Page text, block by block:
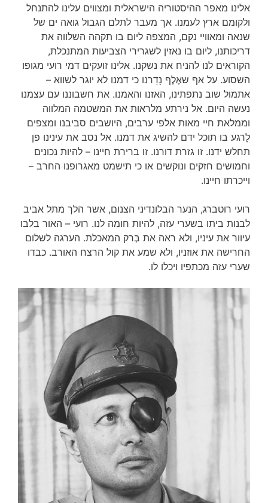
אלינו מאפר ההיסטוריה הישראלית ומצווים עלינו להתנחל
ולקומם ארץ לעמנו. אך מעבר לתלם הגבול גואה ים של
שנאה ומאוויי נקם, המצפה ליום בו תקהה השלווה את
דריכותנו, ליום בו נאזין לשגרירי הצביעות המתנכלת,
הקוראים לנו להניח את נשקנו. אלינו זועקים דמי רועי מגופו
השסוע. על אף שאֶלֶף נָדַרנו כי דמנו לא יוגר לשווא –
אתמול שוב נתפתינו, האזנו והאמנו. את חשבוננו עם עצמנו
נעשה היום. אל נירתע מלראות את המשטמה המלווה
וממלאת חיי מאות אלפי ערבים, היושבים סביבנו ומצפים
לָרגע בו תוכל ידם להשיג את דמנו. אל נסב את עינינו פן
תחלש ידנו. זו גזרת דורנו. זו ברירת חיינו – להיות נכונים
וחמושים חזקים ונוקשים או כי תישמט מאגרופנו החרב –
וייכרתו חיינו.
רועי רוטברג, הנער הבלונדיני הצנום, אשר הלך מתל אביב
לבנות ביתו בשערי עזה, להיות חומה לנו. רועי – האור בלבו
עיוור את עיניו, ולא ראה את בְּרק המאכלת. הערגה לשלום
החרישה את אוזניו, ולא שמע את קול הרצח האורב. כבדו
שערי עזה מכתפיו ויכלו לו.